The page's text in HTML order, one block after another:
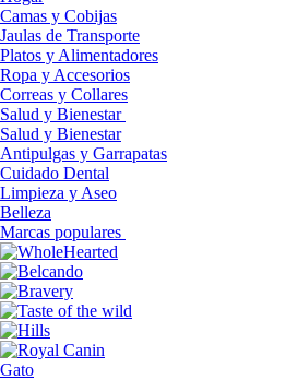
Camas y Cobijas
Jaulas de Transporte
Platos y Alimentadores
Ropa y Accesorios
Correas y Collares
Salud y Bienestar
Salud y Bienestar
Antipulgas y Garrapatas
Cuidado Dental
Limpieza y Aseo
Belleza
Marcas populares
Gato